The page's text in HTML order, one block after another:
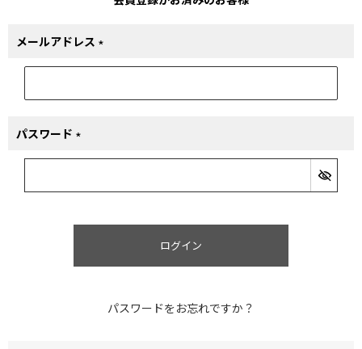
メールアドレス
(必
パスワード
(必
ログイン
パスワードをお忘れですか？